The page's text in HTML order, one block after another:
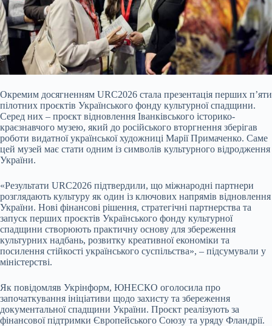
Окремим досягненням URC2026 стала презентація перших п’яти
пілотних проєктів Українського фонду культурної спадщини.
Серед них – проєкт відновлення Іванківського історико-
краєзнавчого музею, який до російського вторгнення зберігав
роботи видатної української художниці Марії Примаченко. Саме
цей музей має стати одним із символів культурного відродження
України.
«Результати URC2026 підтвердили, що міжнародні партнери
розглядають культуру як один із ключових напрямів відновлення
України. Нові фінансові рішення, стратегічні партнерства та
запуск перших проєктів Українського фонду культурної
спадщини створюють практичну основу для збереження
культурних надбань, розвитку креативної економіки та
посилення стійкості українського суспільства», – підсумували у
міністерстві.
Як повідомляв Укрінформ, ЮНЕСКО оголосила про
започаткування ініціативи щодо захисту та збереження
документальної спадщини України. Проєкт реалізують за
фінансової підтримки Європейського Союзу та уряду Фландрії.